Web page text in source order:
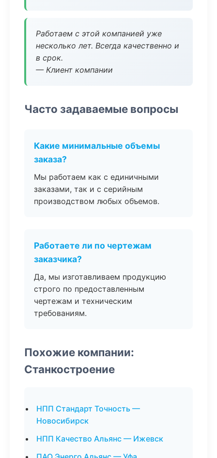
Работаем с этой компанией уже
несколько лет. Всегда качественно и
в срок.
— Клиент компании
Часто задаваемые вопросы
Какие минимальные объемы
заказа?
Мы работаем как с единичными
заказами, так и с серийным
производством любых объемов.
Работаете ли по чертежам
заказчика?
Да, мы изготавливаем продукцию
строго по предоставленным
чертежам и техническим
требованиям.
Похожие компании:
Станкостроение
НПП Стандарт Точность —
Новосибирск
НПП Качество Альянс — Ижевск